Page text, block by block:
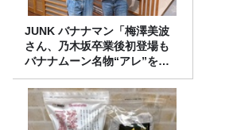
JUNK バナナマン「梅澤美波
さん、乃木坂卒業後初登場も
バナナムーン名物“アレ”を喰
らう」